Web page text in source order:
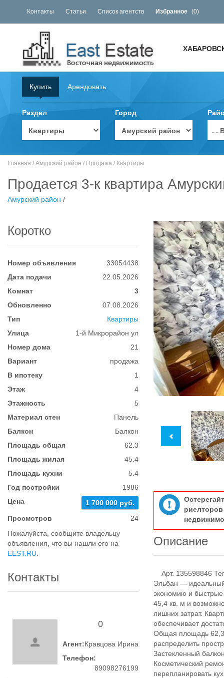
Контакты Статьи Список агентств Избранное (0)
Купить Арендовать
Раздел Город
. .
Главная / Амурский район / Продажа / Квартиры
Продается 3-к квартира
Амурский район /
Коротко
Номер объявления
33054438
Дата подачи
22.05.2026
Комнат
3
Обновленно
07.08.2026
Тип
Квартиры
Улица
1-й Микрорайон ул
Номер дома
21
Вариант
продажа
В ипотеку
1
Этаж
4
Этажность
5
Материал стен
Панель
Балкон
Балкон
Площадь общая
62.3
Площадь жилая
45.4
Площадь кухни
5.4
Год постройки
1986
Цена
1 700 000 руб.
Просмотров
24
Пожалуйста, сообщите владельцу
объявления, что вы нашли его на
EEST.RU
Контакты
0
Агент:Кравцова Ирина
Телефон:
89098276199
Описание
Арт. 135598846
Эльбан —
экономию и
45,4 кв. м и
лишних затрат.
обеспечивает
Общая площадь 62,3
распределить
Застекленный
Косметический
перепланировать